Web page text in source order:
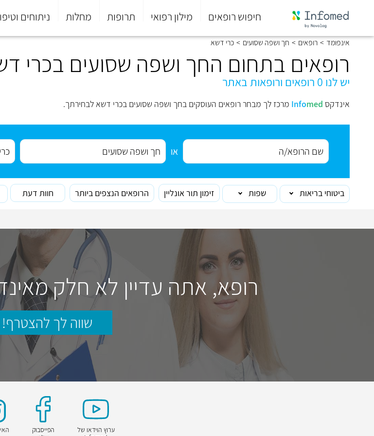
חיפוש רופאים מילון רפואי תרופות מחלות ניתוחים
סוף
התפריט
אינפומד > רופאים > חך ושפה שסועים > כרי דשא
רופאים בתחום החך ושפה שסועים בכרי
יש לנו 0 רופאים ורופאות באתר
אינדקס Infomed מרכז לך מבחר רופאים העוסקים בחך ושפה שסועים בכרי דשא לבחירתך.
או
ביטוחי בריאות שפות זימון תור אונליין הרופאים הנצפים ביותר חוות דעת
רופא, אתה עדיין לא חלק
שווה לך להצטרף!
ערוץ הוידאו של
הפייסבוק